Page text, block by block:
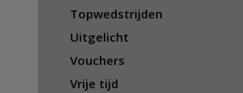
Topwedstrijden
Uitgelicht
Vouchers
Vrije tijd